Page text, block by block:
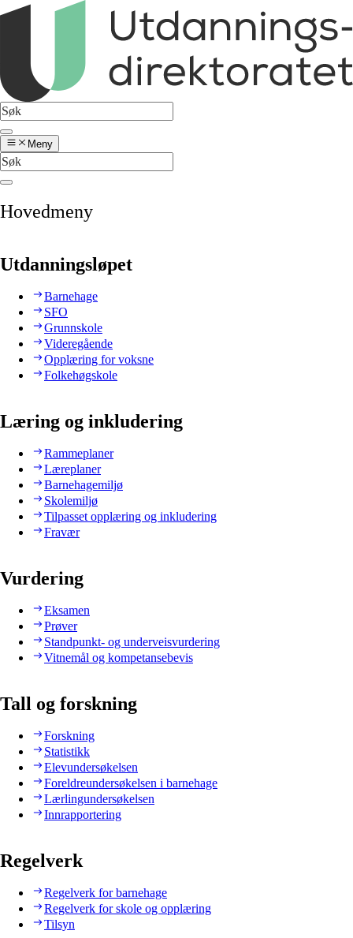
Meny
Hovedmeny
Utdanningsløpet
Barnehage
SFO
Grunnskole
Videregående
Opplæring for voksne
Folkehøgskole
Læring og inkludering
Rammeplaner
Læreplaner
Barnehagemiljø
Skolemiljø
Tilpasset opplæring og inkludering
Fravær
Vurdering
Eksamen
Prøver
Standpunkt- og underveisvurdering
Vitnemål og kompetansebevis
Tall og forskning
Forskning
Statistikk
Elevundersøkelsen
Foreldreundersøkelsen i barnehage
Lærlingundersøkelsen
Innrapportering
Regelverk
Regelverk for barnehage
Regelverk for skole og opplæring
Tilsyn